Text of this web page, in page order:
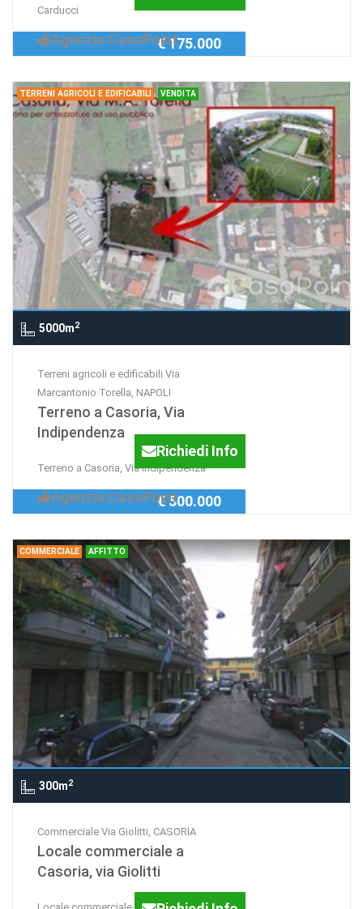
Carducci
Agenzia:CasaPoint€ 175.000
TERRENI AGRICOLI E EDIFICABILI VENDITA
5000m2
Terreni agricoli e edificabili Via
Marcantonio Torella, NAPOLI
Terreno a Casoria, Via
Indipendenza
Terreno a Casoria, Via Indipendenza
Richiedi Info
Agenzia:CasaPoint€ 500.000
COMMERCIALE AFFITTO
300m2
Commerciale Via Giolitti, CASORIA
Locale commerciale a
Casoria, via Giolitti